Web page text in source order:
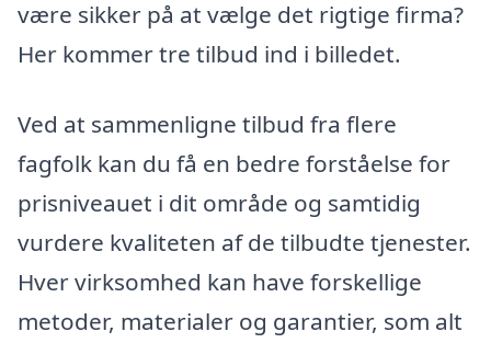
være sikker på at vælge det rigtige firma?
Her kommer tre tilbud ind i billedet.
Ved at sammenligne tilbud fra flere
fagfolk kan du få en bedre forståelse for
prisniveauet i dit område og samtidig
vurdere kvaliteten af de tilbudte tjenester.
Hver virksomhed kan have forskellige
metoder, materialer og garantier, som alt